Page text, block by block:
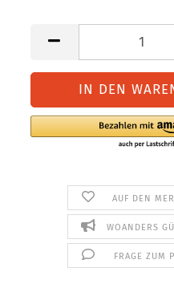
AUF DEN
WOANDERS
FRAGE ZUM